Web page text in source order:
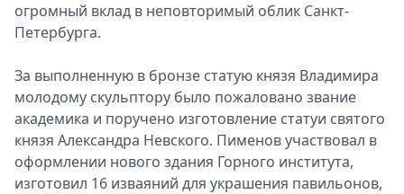
огромный вклад в неповторимый облик Санкт-
Петербурга.
За выполненную в бронзе статую князя Владимира
молодому скульптору было пожаловано звание
академика и поручено изготовление статуи святого
князя Александра Невского. Пименов участвовал в
оформлении нового здания Горного института,
изготовил 16 изваяний для украшения павильонов,